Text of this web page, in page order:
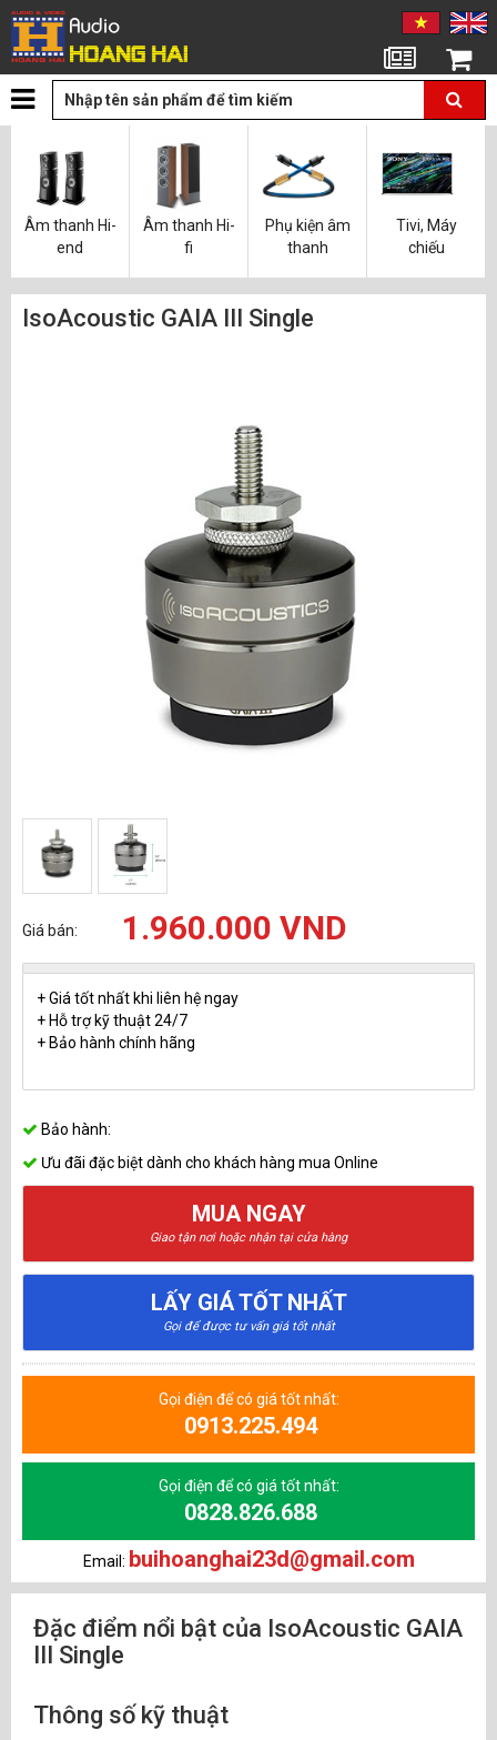
Giỏ hàng
Âm thanh Hi-
end
Âm thanh Hi-
fi
Phụ kiện âm
thanh
Tivi, Máy
chiếu
IsoAcoustic GAIA III Single
Giá bán: 1.960.000 VND
+ Giá tốt nhất khi liên hệ ngay
+ Hỗ trợ kỹ thuật 24/7
+ Bảo hành chính hãng
Bảo hành:
Ưu đãi đặc biệt dành cho khách hàng mua Online
MUA NGAY
Giao tận nơi hoặc nhận tại cửa hàng
LẤY GIÁ TỐT NHẤT
Gọi để được tư vấn giá tốt nhất
Gọi điện để có giá tốt nhất:
0913.225.494
Gọi điện để có giá tốt nhất:
0828.826.688
Email: buihoanghai23d@gmail.com
Đặc điểm nổi bật của IsoAcoustic GAIA
III Single
Thông số kỹ thuật